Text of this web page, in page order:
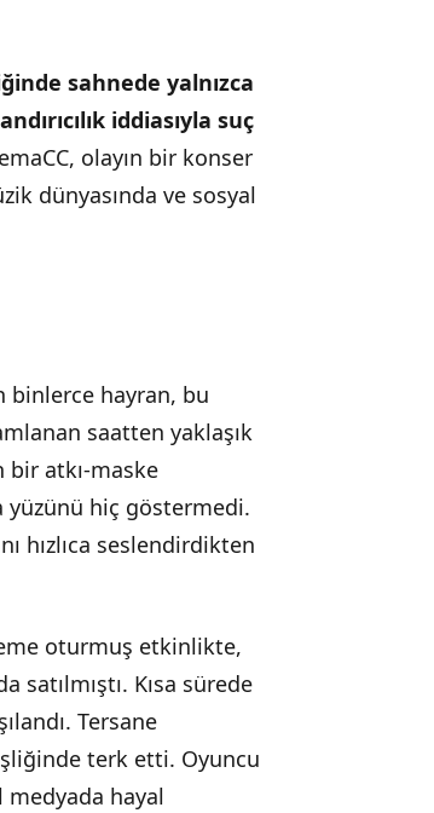
sahnede yalnızca
iddiasıyla suç
olayın bir konser
dünyasında ve sosyal
binlerce hayran, bu
saatten yaklaşık
bir atkı-maske
hiç göstermedi.
hızlıca seslendirdikten
oturmuş etkinlikte,
Kısa sürede
Tersane
terk etti. Oyuncu
medyada hayal